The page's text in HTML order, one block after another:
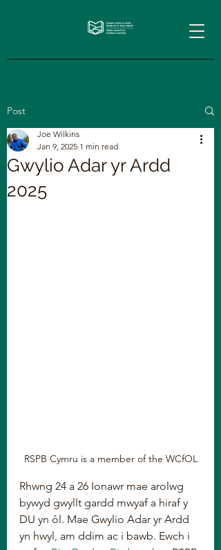
Post
Gwylio Adar yr Ardd
2025
Joe Wilkins
Jan 9, 2025 1 min read
RSPB Cymru is a member of the WCfOL
Rhwng 24 a 26 Ionawr mae arolwg
bywyd gwyllt gardd mwyaf a hiraf y
DU yn ôl. Mae Gwylio Adar yr Ardd
yn hwyl, am ddim ac i bawb. Ewch i